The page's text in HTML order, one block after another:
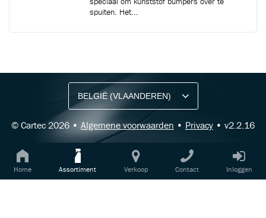
Home Assortiment Verkoop Contact Inloggen
spuiten. Het...
© Cartec 2026 • Algemene voorwaarden • Privacy • v2.2.16
Ontvang vakgerelateerde tips,
aanbiedingen en productupdates van Cartec.